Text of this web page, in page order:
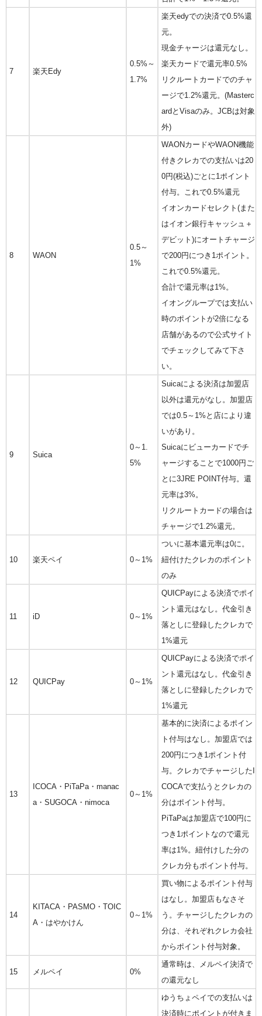
7 楽天Edy
0.5%～
1.7%
楽天edyでの決済で0.5%還
元。
現金チャージは還元なし。
楽天カードで還元率0.5%
リクルートカードでのチャ
ージで1.2%還元。(Masterc
ardとVisaのみ。JCBは対象
外)
8 WAON
0.5～
1%
WAONカードやWAON機能
付きクレカでの支払いは20
0円(税込)ごとに1ポイント
付与。これで0.5%還元
イオンカードセレクト(また
はイオン銀行キャッシュ＋
デビット)にオートチャージ
で200円につき1ポイント。
これで0.5%還元。
合計で還元率は1%。
イオングループでは支払い
時のポイントが2倍になる
店舗があるので公式サイト
でチェックしてみて下さ
い。
9 Suica
0～1.
5%
Suicaによる決済は加盟店
以外は還元がなし。加盟店
では0.5～1%と店により違
いがあり。
Suicaにビューカードでチ
ャージすることで1000円ご
とに3JRE POINT付与。還
元率は3%。
リクルートカードの場合は
チャージで1.2%還元。
10 楽天ペイ 0～1%
ついに基本還元率は0に。
紐付けたクレカのポイント
のみ
11 iD 0～1%
QUICPayによる決済でポイ
ント還元はなし。代金引き
落としに登録したクレカで
1%還元
12 QUICPay 0～1%
QUICPayによる決済でポイ
ント還元はなし。代金引き
落としに登録したクレカで
1%還元
13
ICOCA・PiTaPa・manac
a・SUGOCA・nimoca
0～1%
基本的に決済によるポイン
ト付与はなし。加盟店では
200円につき1ポイント付
与。クレカでチャージしたI
COCAで支払うとクレカの
分はポイント付与。
PiTaPaは加盟店で100円に
つき1ポイントなので還元
率は1%。紐付けした分の
クレカ分もポイント付与。
14
KITACA・PASMO・TOIC
A・はやかけん
0～1%
買い物によるポイント付与
はなし。加盟店もなさそ
う。チャージしたクレカの
分は、それぞれクレカ会社
からポイント付与対象。
15 メルペイ 0%
通常時は、メルペイ決済で
の還元なし
ゆうちょペイでの支払いは
決済時にポイントが付きま